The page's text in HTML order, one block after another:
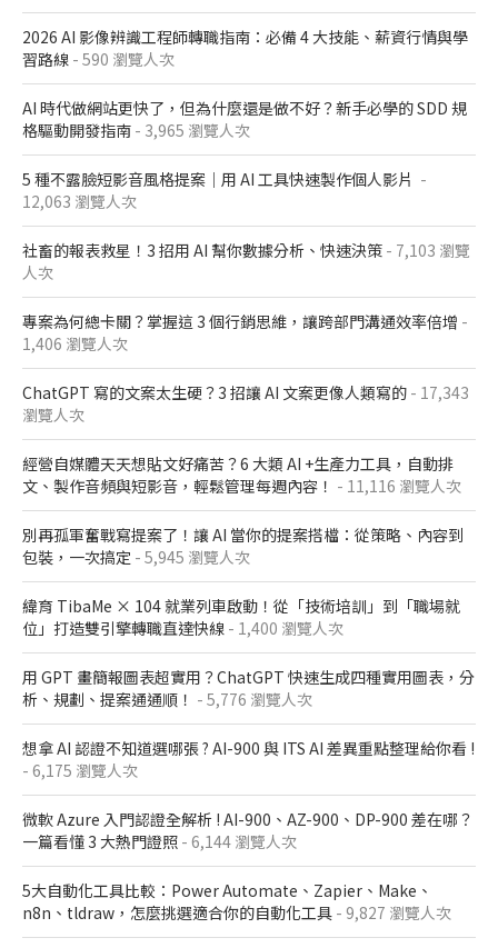
2026 AI 影像辨識工程師轉職指南：必備 4 大技能、薪資行情與學
習路線 - 590 瀏覽人次
AI 時代做網站更快了，但為什麼還是做不好？新手必學的 SDD 規
格驅動開發指南 - 3,965 瀏覽人次
5 種不露臉短影音風格提案｜用 AI 工具快速製作個人影片 -
12,063 瀏覽人次
社畜的報表救星！3 招用 AI 幫你數據分析、快速決策 - 7,103 瀏覽
人次
專案為何總卡關？掌握這 3 個行銷思維，讓跨部門溝通效率倍增 -
1,406 瀏覽人次
ChatGPT 寫的文案太生硬？3 招讓 AI 文案更像人類寫的 - 17,343
瀏覽人次
經營自媒體天天想貼文好痛苦？6 大類 AI +生產力工具，自動排
文、製作音頻與短影音，輕鬆管理每週內容！ - 11,116 瀏覽人次
別再孤軍奮戰寫提案了！讓 AI 當你的提案搭檔：從策略、內容到
包裝，一次搞定 - 5,945 瀏覽人次
緯育 TibaMe × 104 就業列車啟動！從「技術培訓」到「職場就
位」打造雙引擎轉職直達快線 - 1,400 瀏覽人次
用 GPT 畫簡報圖表超實用？ChatGPT 快速生成四種實用圖表，分
析、規劃、提案通通順！ - 5,776 瀏覽人次
想拿 AI 認證不知道選哪張 ? AI-900 與 ITS AI 差異重點整理給你看 !
- 6,175 瀏覽人次
微軟 Azure 入門認證全解析​ ! AI-900、AZ-900、DP-900 差在哪？​
一篇看懂 3 大熱門證照​ - 6,144 瀏覽人次
5大自動化工具比較：Power Automate、Zapier、Make、
n8n、tldraw，怎麼挑選適合你的自動化工具 - 9,827 瀏覽人次